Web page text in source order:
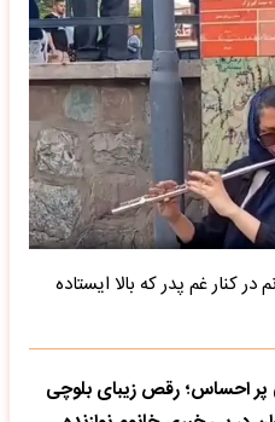
کنار غم پدر که بالا ایستاده
احساس؛ رقص زیبای بلوچی